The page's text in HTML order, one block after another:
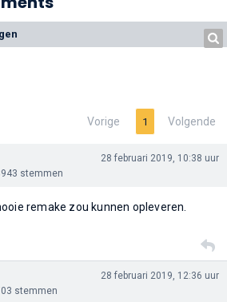
Vorige 1 Volgende
stemmen
28 februari 2019, 10:38 uur
remake zou kunnen opleveren.
stemmen
28 februari 2019, 12:36 uur